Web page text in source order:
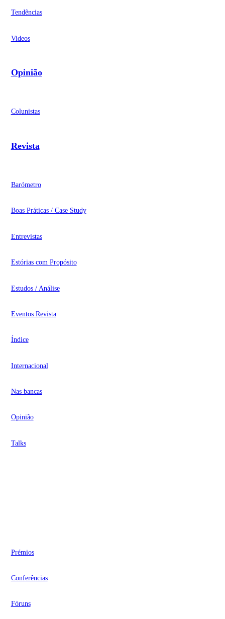
Tendências
Videos
Opinião
Colunistas
Revista
Barómetro
Boas Práticas / Case Study
Entrevistas
Estórias com Propósito
Estudos / Análise
Eventos Revista
Índice
Internacional
Nas bancas
Opinião
Talks
Prémios
Conferências
Fóruns